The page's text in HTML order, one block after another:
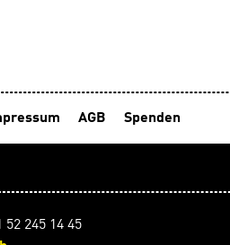
AGB Spenden
52 245 14 45